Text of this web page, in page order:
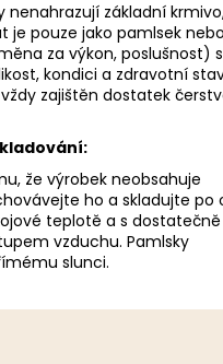
nenahrazují základní
je pouze jako pamlsek nebo
za výkon, poslušnost) s
kondici a zdravotní
zajištěn dostatek
že výrobek neobsahuje
ho a skladujte po
teplotě a s dostatečně
vzduchu. Pamlsky
slunci.